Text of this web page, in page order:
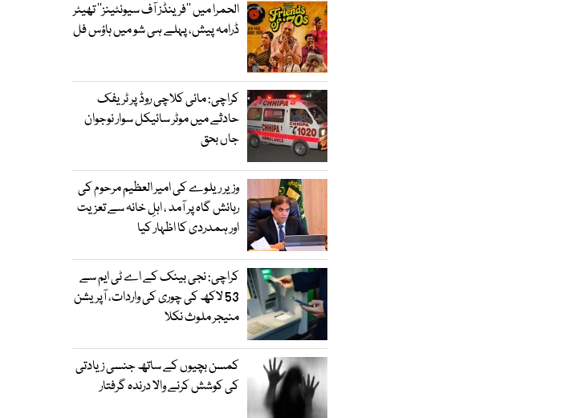
الحمرا میں ’’فرینڈز آف سیونٹینز‘‘ تھیٹر
ڈرامہ پیش، پہلے ہی شو میں ہاؤس فل
کراچی: مائی کلاچی روڈ پر ٹریفک
حادثے میں موٹر سائیکل سوار نوجوان
جاں بحق
وزیر ریلوے کی امیر العظیم مرحوم کی
رہائش گاہ پر آمد ، اہلِ خانہ سے تعزیت
اور ہمدردی کا اظہار کیا
کراچی: نجی بینک کے اے ٹی ایم سے
53 لاکھ کی چوری کی واردات، آپریشن
منیجر ملوث نکلا
کمسن بچیوں کے ساتھ جنسی زیادتی
کی کوشش کرنے والا درندہ گرفتار